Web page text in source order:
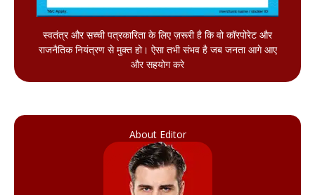
स्वतंत्र और सच्ची पत्रकारिता के लिए ज़रूरी है कि वो कॉरपोरेट और
राजनैतिक नियंत्रण से मुक्त हो। ऐसा तभी संभव है जब जनता आगे आए
और सहयोग करे
About Editor